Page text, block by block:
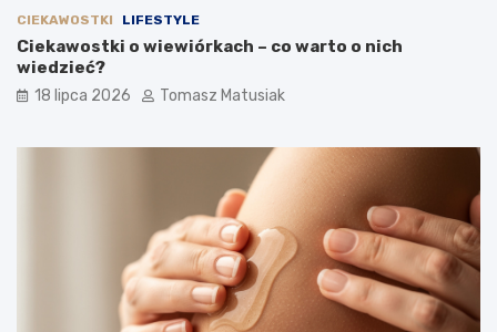
CIEKAWOSTKI LIFESTYLE
Ciekawostki o wiewiórkach – co warto o nich
wiedzieć?
18 lipca 2026 Tomasz Matusiak